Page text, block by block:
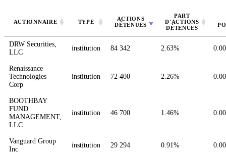
ACTIONNAIRE TYPE
ACTIONS
DÉTENUES
PART
D'ACTIONS
DÉTENUES
DRW Securities,
LLC
institution 84 342 2.63%
Renaissance
Technologies
Corp
institution 72 400 2.26%
BOOTHBAY
FUND
MANAGEMENT,
LLC
institution 46 700 1.46%
Vanguard Group
Inc
institution 29 294 0.91%